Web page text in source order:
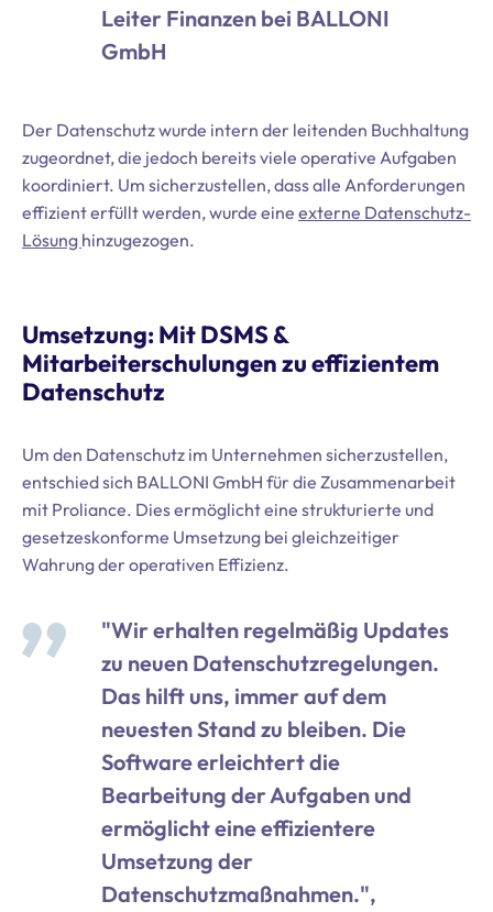
Leiter Finanzen bei BALLONI
GmbH
Der Datenschutz wurde intern der leitenden Buchhaltung
zugeordnet, die jedoch bereits viele operative Aufgaben
koordiniert. Um sicherzustellen, dass alle Anforderungen
effizient erfüllt werden, wurde eine externe Datenschutz-
Lösung hinzugezogen.
Umsetzung: Mit DSMS &
Mitarbeiterschulungen zu effizientem
Datenschutz
Um den Datenschutz im Unternehmen sicherzustellen,
entschied sich BALLONI GmbH für die Zusammenarbeit
mit Proliance. Dies ermöglicht eine strukturierte und
gesetzeskonforme Umsetzung bei gleichzeitiger
Wahrung der operativen Effizienz.
"Wir erhalten regelmäßig Updates
zu neuen Datenschutzregelungen.
Das hilft uns, immer auf dem
neuesten Stand zu bleiben. Die
Software erleichtert die
Bearbeitung der Aufgaben und
ermöglicht eine effizientere
Umsetzung der
Datenschutzmaßnahmen.",